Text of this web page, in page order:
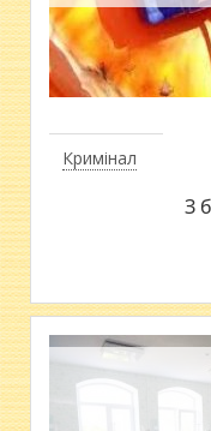
Кримінал
З